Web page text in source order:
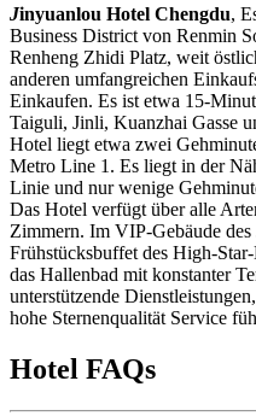
Jinyuanlou Hotel Chengdu,
Business District von Renmin
Renheng Zhidi Platz, weit
anderen umfangreichen
Einkaufen. Es ist etwa 15-
Taiguli, Jinli, Kuanzhai Gasse
Hotel liegt etwa zwei
Metro Line 1. Es liegt in der
Linie und nur wenige
Das Hotel verfügt über alle
Zimmern. Im VIP-Gebäude
Frühstücksbuffet des High-
das Hallenbad mit konstanter
unterstützende
hohe Sternenqualität Service
Hotel FAQs